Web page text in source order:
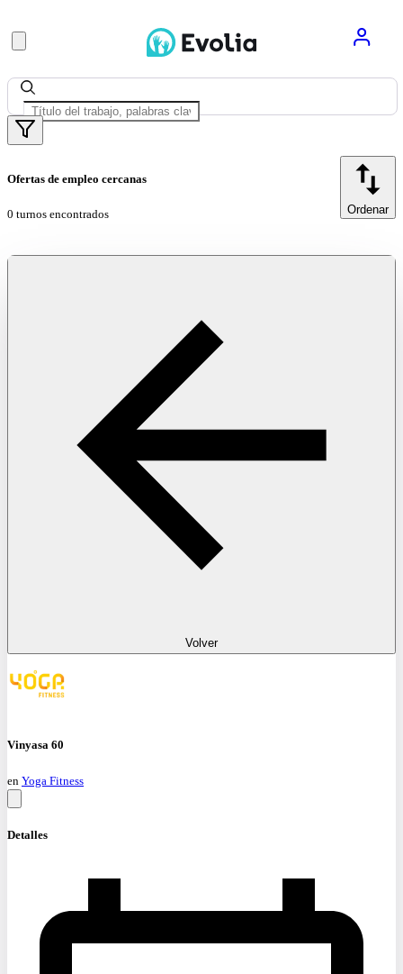
Ofertas de empleo cercanas
0 turnos encontrados Ordenar
Volver
Vinyasa 60
en Yoga Fitness
Detalles